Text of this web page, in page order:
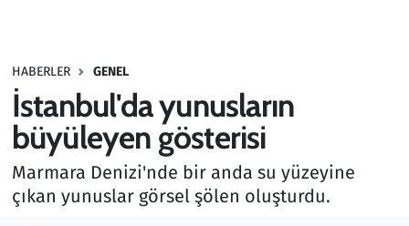
HABERLER GENEL
İstanbul'da yunusların
büyüleyen gösterisi
Marmara Denizi'nde bir anda su yüzeyine
çıkan yunuslar görsel şölen oluşturdu.
Haber
Kültür Sanat
Kurumsal Haberler